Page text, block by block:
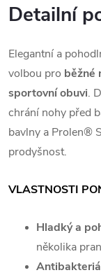
Detailní
Elegantní a
volbou pro běžné
sportovní obuvi.
chrání nohy před
bavlny a Prolen®
prodyšnost.
VLASTNOSTI
Hladký a
několika